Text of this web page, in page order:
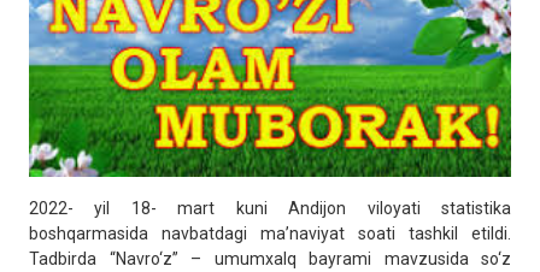
2022- yil 18- mart kuni Andijon viloyati statistika
boshqarmasida navbatdagi ma’naviyat soati tashkil etildi.
Tadbirda “Navro‘z” – umumxalq bayrami mavzusida so‘z